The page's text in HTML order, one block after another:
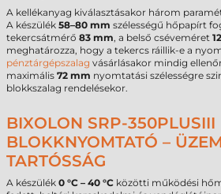
A kellékanyag kiválasztásakor három
A készülék 58–80 mm szélességű hőpapírt
tekercsátmérő 83 mm, a belső cséveméret
meghatározza, hogy a tekercs ráillik-e a
pénztárgépszalag vásárlásakor mindig
maximális 72 mm nyomtatási szélességre
blokkszalag rendelésekor.
BIXOLON SRP-350PLUSIII
BLOKKNYOMTATÓ –
TARTÓSSÁG
A készülék 0 °C – 40 °C közötti működési